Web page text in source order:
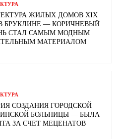
ЖИЛЫХ ДОМОВ XIX
БРУКЛИНЕ — КОРИЧНЕВЫЙ
СТАЛ САМЫМ МОДНЫМ
МАТЕРИАЛОМ
СОЗДАНИЯ ГОРОДСКОЙ
БОЛЬНИЦЫ — БЫЛА
ЗА СЧЕТ МЕЦЕНАТОВ